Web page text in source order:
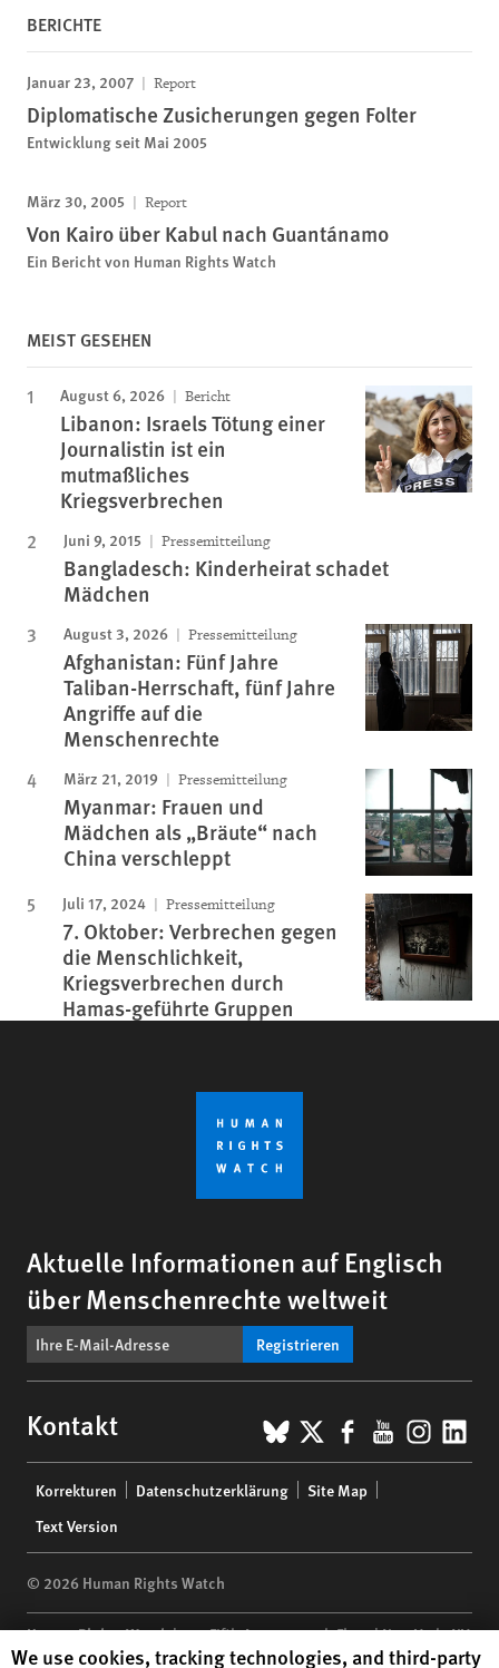
BERICHTE
Januar 23, 2007 Report
Diplomatische Zusicherungen gegen Folter
Entwicklung seit Mai 2005
März 30, 2005 Report
Von Kairo über Kabul nach Guantánamo
Ein Bericht von Human Rights Watch
MEIST GESEHEN
August 6, 2026 Bericht
Libanon: Israels Tötung einer
Journalistin ist ein
mutmaßliches
Kriegsverbrechen
Juni 9, 2015 Pressemitteilung
Bangladesch: Kinderheirat schadet
Mädchen
August 3, 2026 Pressemitteilung
Afghanistan: Fünf Jahre
Taliban-Herrschaft, fünf Jahre
Angriffe auf die
Menschenrechte
März 21, 2019 Pressemitteilung
Myanmar: Frauen und
Mädchen als „Bräute“ nach
China verschleppt
Juli 17, 2024 Pressemitteilung
7. Oktober: Verbrechen gegen
die Menschlichkeit,
Kriegsverbrechen durch
Hamas-geführte Gruppen
Aktuelle Informationen auf Englisch
über Menschenrechte weltweit
Registrieren
Kontakt BlueSky
X Facebook
YouTube
menu
Korrekturen Datenschutzerklärung
Site Map
Text Version
© 2026 Human Rights Watch
Human Rights Watch| 350 Fifth Avenue, 34th Floor | New York,NY
10118-3299USA|t 1.212.290.4700
Human Rights Watch cookie preferences
We use cookies, tracking technologies, and third-party